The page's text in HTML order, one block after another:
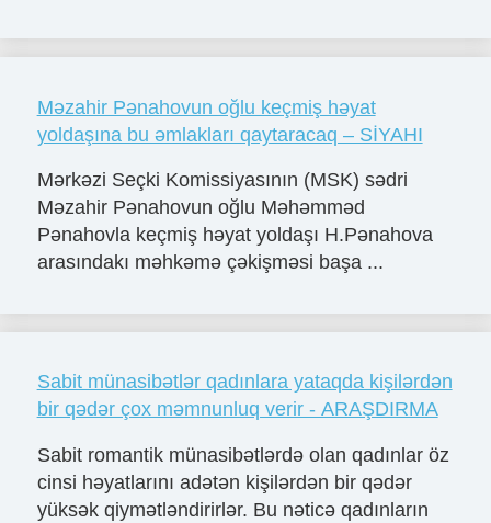
Məzahir Pənahovun oğlu keçmiş həyat
yoldaşına bu əmlakları qaytaracaq – SİYAHI
Mərkəzi Seçki Komissiyasının (MSK) sədri
Məzahir Pənahovun oğlu Məhəmməd
Pənahovla keçmiş həyat yoldaşı H.Pənahova
arasındakı məhkəmə çəkişməsi başa ...
Sabit münasibətlər qadınlara yataqda kişilərdən
bir qədər çox məmnunluq verir - ARAŞDIRMA
Sabit romantik münasibətlərdə olan qadınlar öz
cinsi həyatlarını adətən kişilərdən bir qədər
yüksək qiymətləndirirlər. Bu nəticə qadınların